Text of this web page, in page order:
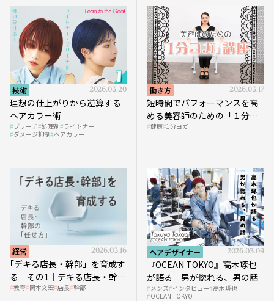
技術 2026.03.20
理想の仕上がりから逆算する
ヘアカラー術
ブリーチ 処理剤 ライトナー
ダメージ抑制 ヘアカラー
働き方 2026.03.17
短時間でパフォーマンスを高
める美容師のための「１分ヨ
ガ」講座｜実践編
健康 1分ヨガ
経営 2026.03.16
｢デキる店長・幹部」を育成す
る その1｜デキる店長・幹部
の「任せ方」
教育 岡本文宏 店長 幹部
ヘアデザイナー 2026.03.09
『OCEAN TOKYO』高木琢也
が語る 男が惚れる、男の話
メンズ インタビュー 高木琢也
OCEAN TOKYO